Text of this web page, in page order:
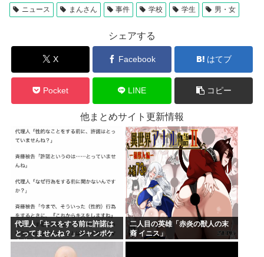
ニュース まんさん 事件 学校 学生 男・女
シェアする
X Facebook はてブ
Pocket LINE コピー
他まとめサイト更新情報
代理人「キスをする前に許諾は
とってませんね？」ジャンポケ
斎藤「今までこれからキスしま
すなんて宣言することなかった
二人目の英雄「赤炎の獣人の末
裔 イニス」